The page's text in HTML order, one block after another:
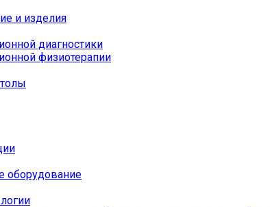
и изделия
диагностики
физиотерапии
оборудование